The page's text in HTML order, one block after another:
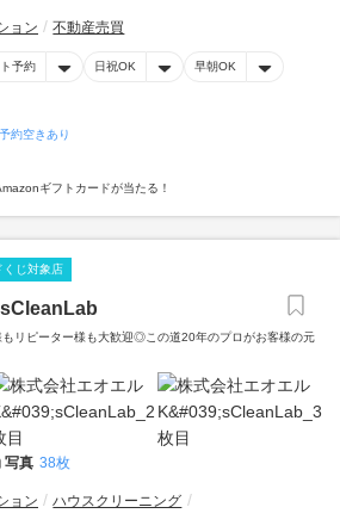
ョン 不動産売買
予約 日祝OK 早朝OK
予約空きあり
ギフトカードが当たる！
くじ対象店
もリピーター様も大歓迎◎この道20年のプロがお客様の元
写真 38枚
ョン
ハウスクリーニング